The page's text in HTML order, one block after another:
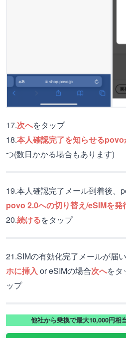
17.次へをタップ
18.本人確認完了を知らせる
つ(数日かかる場合もあります)
19.本人確認完了メール到着後、
povo 2.0への切り替え/eSIMを発
20.続けるをタップ
21.SIMの有効化完了メールが届い
ホに挿入 or eSIMの場合次へをタ
ップ
他社から乗換で最大10,000円相